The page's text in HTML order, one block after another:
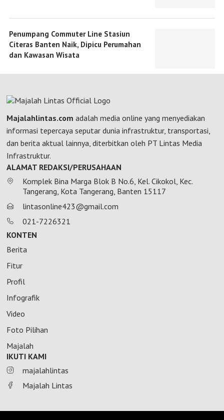
Penumpang Commuter Line Stasiun
Citeras Banten Naik, Dipicu Perumahan
dan Kawasan Wisata
Majalahlintas.com adalah media online yang menyediakan
informasi tepercaya seputar dunia infrastruktur, transportasi,
dan berita aktual lainnya, diterbitkan oleh PT Lintas Media
Infrastruktur.
ALAMAT REDAKSI/PERUSAHAAN
Komplek Bina Marga Blok B No.6, Kel. Cikokol, Kec.
Tangerang, Kota Tangerang, Banten 15117
lintasonline423@gmail.com
021-7226321
KONTEN
Berita
Fitur
Profil
Infografik
Video
Foto Pilihan
Majalah
IKUTI KAMI
majalahlintas
Majalah Lintas